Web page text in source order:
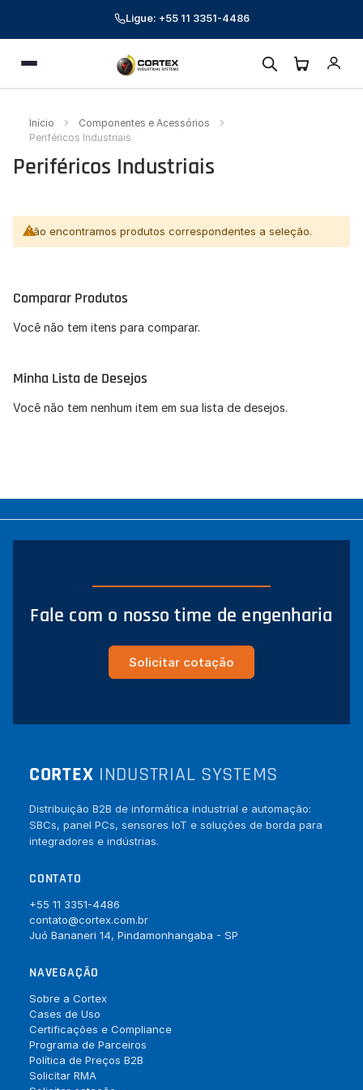
Ligue: +55 11 3351-4486
Menu
Início
Componentes e Acessórios
Periféricos Industriais
Periféricos Industriais
Não encontramos produtos correspondentes a seleção.
Comparar Produtos
Você não tem itens para comparar.
Minha Lista de Desejos
Você não tem nenhum item em sua lista de desejos.
Fale com o nosso time de engenharia
Solicitar cotação
CORTEX INDUSTRIAL SYSTEMS
Distribuição B2B de informática industrial e automação:
SBCs, panel PCs, sensores IoT e soluções de borda para
integradores e indústrias.
CONTATO
+55 11 3351-4486
contato@cortex.com.br
Juó Bananeri 14, Pindamonhangaba - SP
NAVEGAÇÃO
Sobre a Cortex
Cases de Uso
Certificações e Compliance
Programa de Parceiros
Política de Preços B2B
Solicitar RMA
Cortex Industrial Systems
Online — respondemos em poucos minutos
Preencha seus dados para começar a conversa.
Nome *
E-mail corporativo *
CNPJ (opcional)
Como podemos ajudar? *
Concordo com a
Iniciar conversa